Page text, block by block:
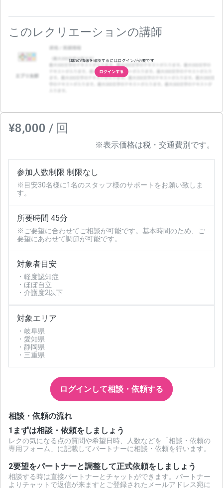
このレクリエーションの講師
¥8,000 / 回
※表示価格は税・交通費別です。
参加人数制限 制限なし
※目安30名様に1名のスタッフ様のサポートをお願い致しま
す。
所要時間 45分
※ご要望に合わせてご相談が可能です。基本時間のため、ご
要望にあわせて調節が可能です。
対象者目安
・軽度認知症
・ほぼ自立
・介護度2以下
対象エリア
・岐阜県
・愛知県
・静岡県
・三重県
ログインして相談・依頼する
相談・依頼の流れ
1 まずは相談・依頼をしましょう
レクの気になる点の質問や希望日時、人数などを「相談・依頼の
専用フォーム」に記載してパートナーに相談・依頼を行います。
2要望をパートナーと調整して正式依頼をしましょう
相談する時は直接パートナーとチャットができます。パートナー
よりチャットで返信が来ますとご登録されたメールアドレス宛に